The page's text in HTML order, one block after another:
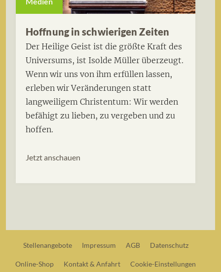
Hoffnung in schwierigen Zeiten
Der Heilige Geist ist die größte Kraft des
Universums, ist Isolde Müller überzeugt.
Wenn wir uns von ihm erfüllen lassen,
erleben wir Veränderungen statt
langweiligem Christentum: Wir werden
befähigt zu lieben, zu vergeben und zu
hoffen.
Jetzt anschauen
Stellenangebote Impressum AGB Datenschutz
Online-Shop Kontakt & Anfahrt Cookie-Einstellungen